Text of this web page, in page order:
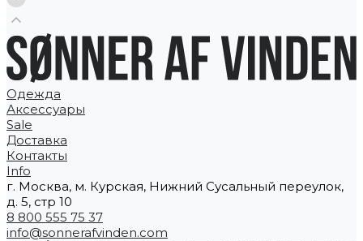
Одежда
Аксессуары
Sale
Доставка
Контакты
Info
г. Москва, м. Курская, Нижний Сусальный переулок,
д. 5, стр 10
8 800 555 75 37
info@sonnerafvinden.com